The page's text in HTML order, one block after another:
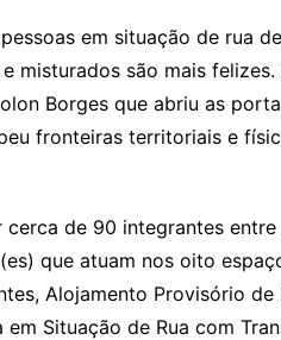
em situação de rua
misturados são mais
Borges que abriu as
fronteiras territoriais e
de 90 integrantes entre
que atuam nos oito
Alojamento Provisório de
Situação de Rua com